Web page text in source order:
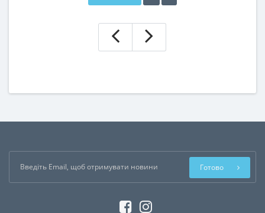
Готово